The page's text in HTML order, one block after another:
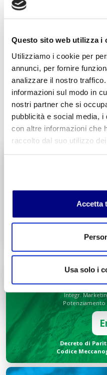
Questo sito web utilizza i
Utilizziamo i cookie per
annunci, per fornire
analizzare il nostro
informazioni sul modo in
nostri partner che si
pubblicità e social media, i
con altre informazioni che
raccolto dal suo utilizzo
Accetta
Usa solo i
INVIA COMMENTO
Potenziamento
Decreto di
Codice
Tecnico
Integr.
Potenziamento
Decreto di
Codice